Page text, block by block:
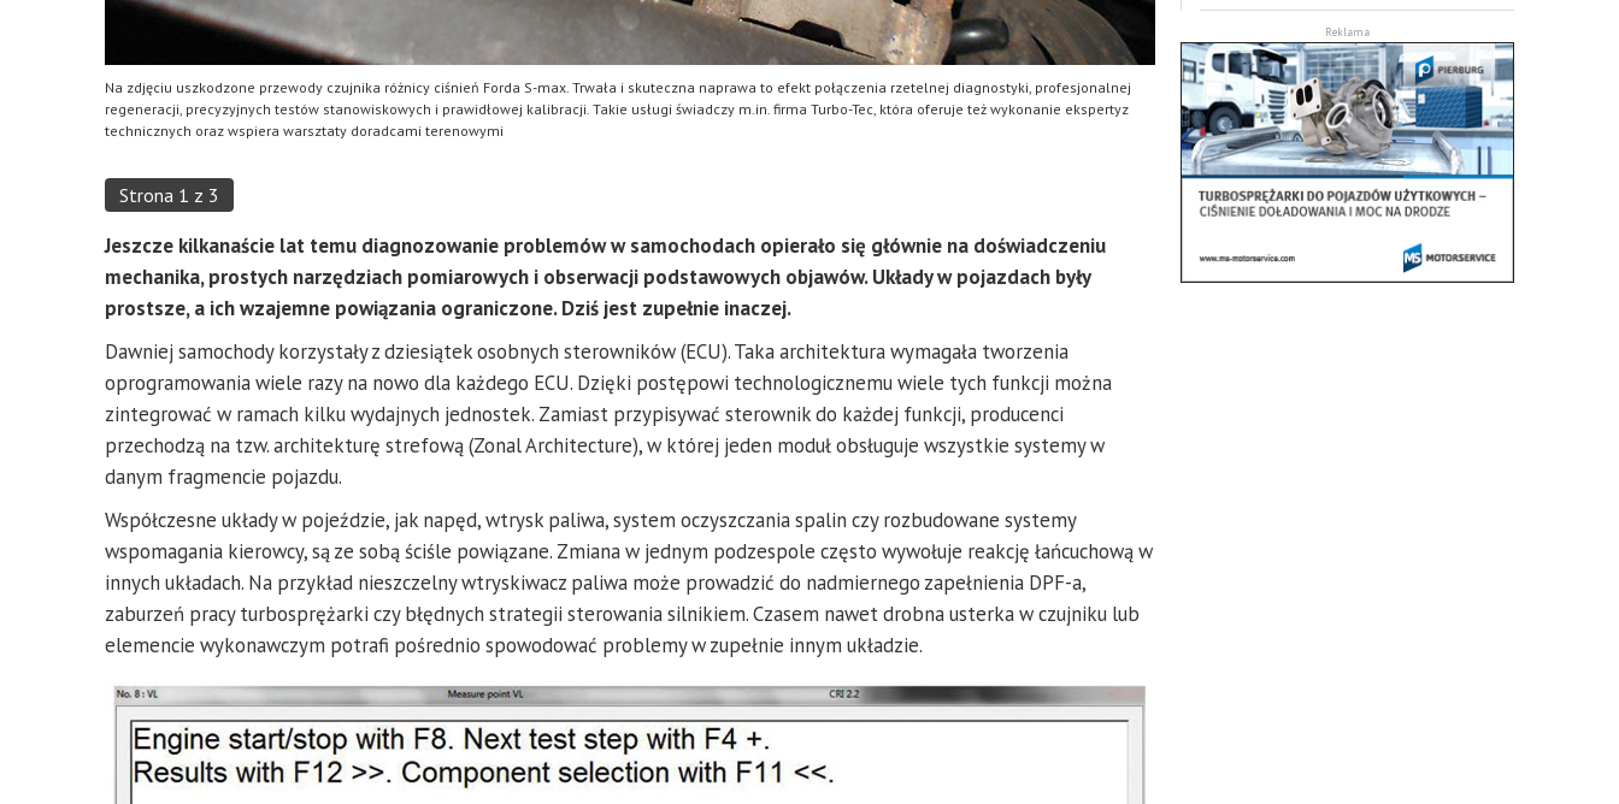
Na zdjęciu uszkodzone przewody czujnika różnicy ciśnień Forda S-max. Trwała i skuteczna naprawa to efekt połączenia rzetelnej diagnostyki, profesjonalnej
regeneracji, precyzyjnych testów stanowiskowych i prawidłowej kalibracji. Takie usługi świadczy m.in. firma Turbo-Tec, która oferuje też wykonanie ekspertyz
technicznych oraz wspiera warsztaty doradcami terenowymi
Strona 1 z 3
Jeszcze kilkanaście lat temu diagnozowanie problemów w samochodach opierało się głównie na doświadczeniu
mechanika, prostych narzędziach pomiarowych i obserwacji podstawowych objawów. Układy w pojazdach były
prostsze, a ich wzajemne powiązania ograniczone. Dziś jest zupełnie inaczej.
Dawniej samochody korzystały z dziesiątek osobnych sterowników (ECU). Taka architektura wymagała tworzenia
oprogramowania wiele razy na nowo dla każdego ECU. Dzięki postępowi technologicznemu wiele tych funkcji można
zintegrować w ramach kilku wydajnych jednostek. Zamiast przypisywać sterownik do każdej funkcji, producenci
przechodzą na tzw. architekturę strefową (Zonal Architecture), w której jeden moduł obsługuje wszystkie systemy w
danym fragmencie pojazdu.
Współczesne układy w pojeździe, jak napęd, wtrysk paliwa, system oczyszczania spalin czy rozbudowane systemy
wspomagania kierowcy, są ze sobą ściśle powiązane. Zmiana w jednym podzespole często wywołuje reakcję łańcuchową w
innych układach. Na przykład nieszczelny wtryskiwacz paliwa może prowadzić do nadmiernego zapełnienia DPF-a,
zaburzeń pracy turbosprężarki czy błędnych strategii sterowania silnikiem. Czasem nawet drobna usterka w czujniku lub
elemencie wykonawczym potrafi pośrednio spowodować problemy w zupełnie innym układzie.
Reklama